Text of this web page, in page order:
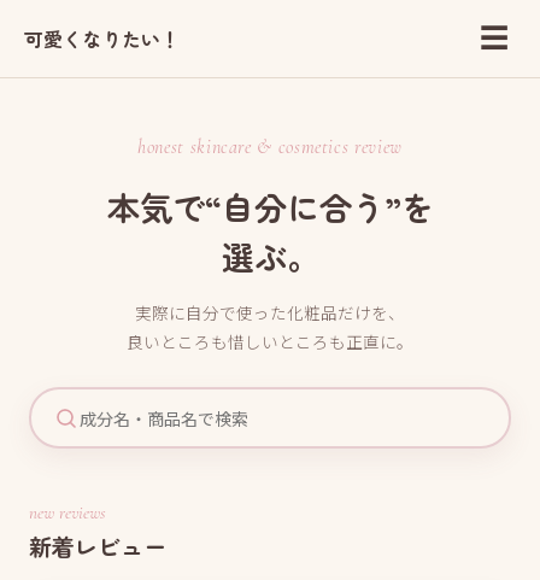
可愛くなりたい！ ☰
honest skincare & cosmetics review
本気で“自分に合う”を
選ぶ。
実際に自分で使った化粧品だけを、
良いところも惜しいところも正直に。
new reviews
新着レビュー